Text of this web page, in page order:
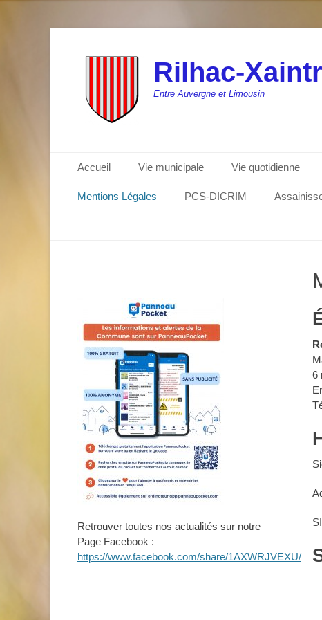
Rilhac-
Entre Auvergne et Limousin
Menu principal
contenu
Accueil Vie municipale Vie quotidienne
Mentions Légales PCS-DICRIM
6
Retrouver toutes nos actualités sur notre
Page Facebook :
https://www.facebook.com/share/1AXWRJVEXU/